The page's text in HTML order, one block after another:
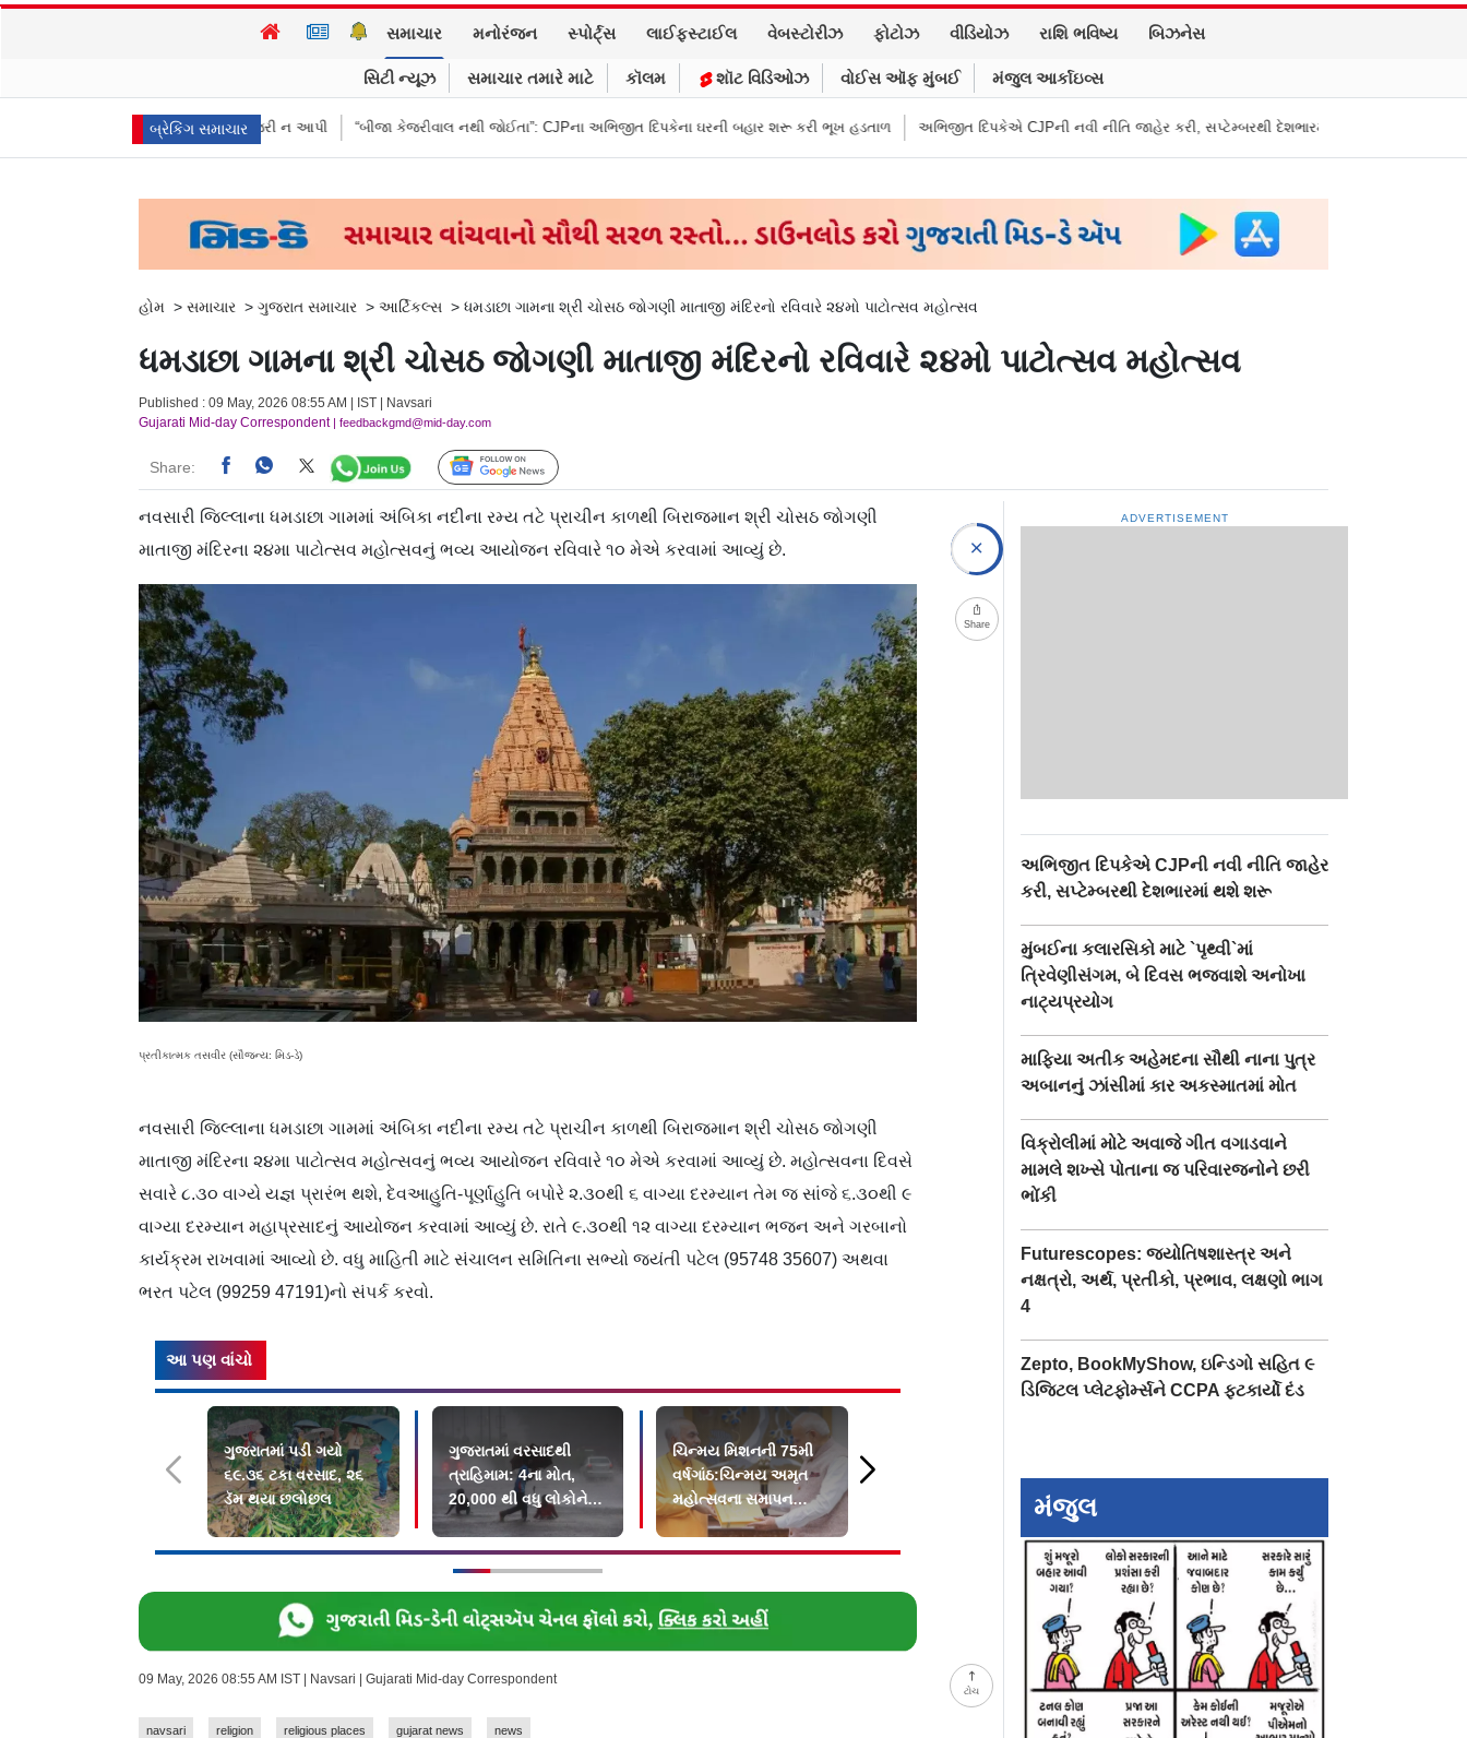
સમાચાર મનોરંજન સ્પોર્ટ્સ લાઈફસ્ટાઈલ વેબસ્ટોરીઝ ફોટોઝ વીડિયોઝ રાશિ ભવિષ્ય બિઝનેસ
સિટી ન્યૂઝ સમાચાર તમારે માટે કૉલમ શૉટ વિડિઓઝ વોઈસ ઑફ મુંબઈ મંજુલ આર્કાઇવ્સ
બ્રેકિંગ સમાચાર
મોકલાવ્યા પણ હાજરી ન આપી “બીજા કેજરીવાલ નથી જોઈતા”: CJPના અભિજીત દિપકેના ઘરની બહાર શરૂ કરી ભૂખ હડતાળ અભિજીત દિપકેએ CJPની નવી નીતિ જાહેર કરી, સપ્ટેમ્બરથી દેશભારમાં થશે શરૂ તુકારામ મુંઢે On Fire:
હોમ > સમાચાર > ગુજરાત સમાચાર > આર્ટિકલ્સ > ધમડાછા ગામના શ્રી ચોસઠ જોગણી માતાજી મંદિરનો રવિવારે ૨૪મો પાટોત્સવ મહોત્સવ
ધમડાછા ગામના શ્રી ચોસઠ જોગણી માતાજી મંદિરનો રવિવારે ૨૪મો પાટોત્સવ મહોત્સવ
Published : 09 May, 2026 08:55 AM | IST | Navsari
Gujarati Mid-day Correspondent| feedbackgmd@mid-day.com
Share: Follow Us
ટોચ
નવસારી જિલ્લાના ધમડાછા ગામમાં અંબિકા નદીના રમ્ય તટે પ્રાચીન કાળથી બિરાજમાન શ્રી ચોસઠ જોગણી
માતાજી મંદિરના ૨૪મા પાટોત્સવ મહોત્સવનું ભવ્ય આયોજન રવિવારે ૧૦ મેએ કરવામાં આવ્યું છે.
પ્રતીકાત્મક તસવીર (સૌજન્ય: મિડ-ડે)
નવસારી જિલ્લાના ધમડાછા ગામમાં અંબિકા નદીના રમ્ય તટે પ્રાચીન કાળથી બિરાજમાન શ્રી ચોસઠ જોગણી
માતાજી મંદિરના ૨૪મા પાટોત્સવ મહોત્સવનું ભવ્ય આયોજન રવિવારે ૧૦ મેએ કરવામાં આવ્યું છે. મહોત્સવના દિવસે
સવારે ૮.૩૦ વાગ્યે યજ્ઞ પ્રારંભ થશે, દેવઆહુતિ-પૂર્ણાહુતિ બપોરે ૨.૩૦થી ૬ વાગ્યા દરમ્યાન તેમ જ સાંજે ૬.૩૦થી ૯
વાગ્યા દરમ્યાન મહાપ્રસાદનું આયોજન કરવામાં આવ્યું છે. રાતે ૯.૩૦થી ૧૨ વાગ્યા દરમ્યાન ભજન અને ગરબાનો
કાર્યક્રમ રાખવામાં આવ્યો છે. વધુ માહિતી માટે સંચાલન સમિતિના સભ્યો જયંત‌ી પટેલ (95748 35607) અથવા
ભરત પટેલ (99259 47191)નો સંપર્ક કરવો.
આ પણ વાંચો
ગુજરાતમાં પડી ગયો
૬૯.૩૬ ટકા વરસાદ, ૨૬
ડૅમ થયા છલોછલ
ગુજરાતમાં વરસાદથી
ત્રાહિમામ: 4ના મોત,
20,000 થી વધુ લોકોને
સલામત સ્થળોએ
ખસેડાયા
ચિન્મય મિશનની 75મી
વર્ષગાંઠ:ચિન્મય અમૃત
મહોત્સવના સમાપન
સમારોહ માટે PMને
આમંત્રણ
મુસ્લિમ યુવકના લગ્નથી
કલા મહોત્સવનો શુભારંભ
Share
09 May, 2026 08:55 AM IST | Navsari | Gujarati Mid-day Correspondent
navsari religion religious places gujarat news news
ADVERTISEMENT
અભિજીત દિપકેએ CJPની નવી નીતિ જાહેર
કરી, સપ્ટેમ્બરથી દેશભારમાં થશે શરૂ
મુંબઈના કલારસિકો માટે `પૃથ્વી`માં
ત્રિવેણીસંગમ, બે દિવસ ભજવાશે અનોખા
નાટ્યપ્રયોગ
માફિયા અતીક અહેમદના સૌથી નાના પુત્ર
અબાનનું ઝાંસીમાં કાર અકસ્માતમાં મોત
વિક્રોલીમાં મોટે અવાજે ગીત વગાડવાને
મામલે શખ્સે પોતાના જ પરિવારજનોને છરી
ભોંકી
Futurescopes: જ્યોતિષશાસ્ત્ર અને
નક્ષત્રો, અર્થ, પ્રતીકો, પ્રભાવ, લક્ષણો ભાગ
4
Zepto, BookMyShow, ઇન્ડિગો સહિત ૯
ડિજિટલ પ્લેટફોર્મ્સને CCPA ફટકાર્યો દંડ
મંજુલ